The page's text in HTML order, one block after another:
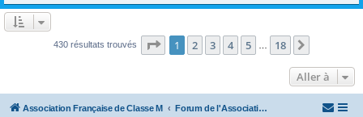
430 résultats trouvés Page 1sur18
1 2 3 4 5 18
Aller à
Association Française de Classe M Forum de l'Association Française de Classe M